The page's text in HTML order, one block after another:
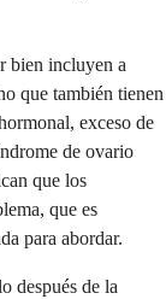
bien incluyen a
que también tienen
exceso de
de ovario
que los
que es
para abordar.
después de la